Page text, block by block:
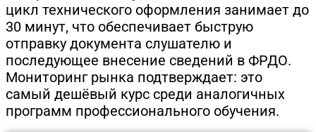
цикл технического оформления занимает до
30 минут, что обеспечивает быструю
отправку документа слушателю и
последующее внесение сведений в ФРДО.
Мониторинг рынка подтверждает: это
самый дешёвый курс среди аналогичных
программ профессионального обучения.